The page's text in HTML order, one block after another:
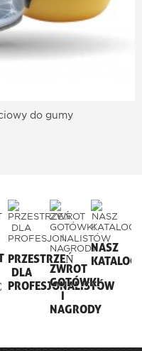
do gumy
PRZESTRZEŃ
DLA
PROFESJONALISTÓW
ZWROT
GOTÓWKI
I
NAGRODY
NASZ
KATALOG